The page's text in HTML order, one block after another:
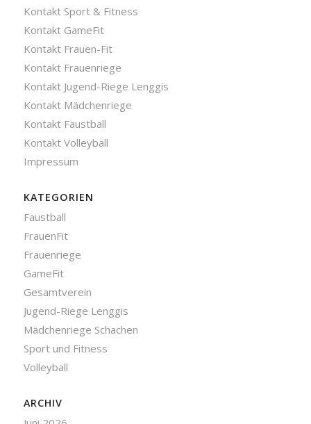
Kontakt Sport & Fitness
Kontakt GameFit
Kontakt Frauen-Fit
Kontakt Frauenriege
Kontakt Jugend-Riege Lenggis
Kontakt Mädchenriege
Kontakt Faustball
Kontakt Volleyball
Impressum
KATEGORIEN
Faustball
FrauenFit
Frauenriege
GameFit
Gesamtverein
Jugend-Riege Lenggis
Mädchenriege Schachen
Sport und Fitness
Volleyball
ARCHIV